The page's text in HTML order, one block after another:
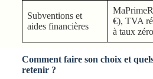
Subventions et
aides financières
€), TVA
à taux
Comment faire son choix et
retenir ?